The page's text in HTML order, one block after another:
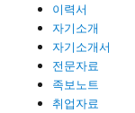
이력서
자기소개
자기소개서
전문자료
족보노트
취업자료